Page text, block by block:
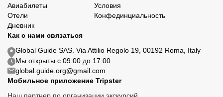
Авиабилеты
Отели
Дневник
Условия
Конфединциальность
Как с нами связаться
Global Guide SAS. Via Attilio Regolo 19, 00192 Roma, Italy
Мы открыты с 09:00 до 17:00
global.guide.org@gmail.com
Мобильное приложение Tripster